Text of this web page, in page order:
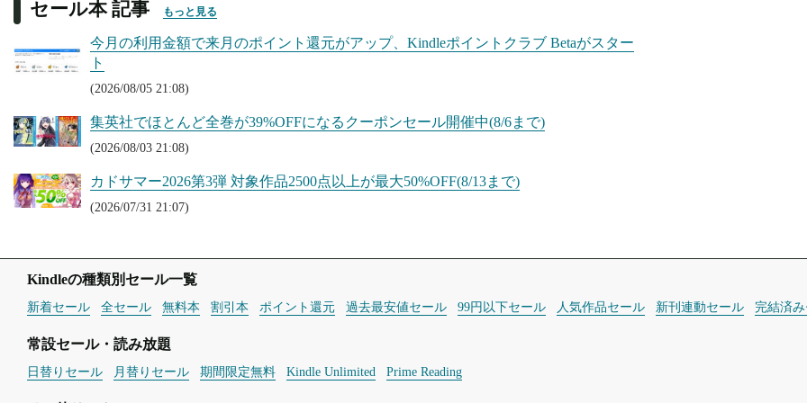
セール本 記事 もっと見る
今月の利用金額で来月のポイント還元がアップ、Kindleポイントクラブ Betaがスター
ト
(2026/08/05 21:08)
集英社でほとんど全巻が39%OFFになるクーポンセール開催中(8/6まで)
(2026/08/03 21:08)
カドサマー2026第3弾 対象作品2500点以上が最大50%OFF(8/13まで)
(2026/07/31 21:07)
Kindleの種類別セール一覧
新着セール 全セール 無料本 割引本 ポイント還元 過去最安値セール 99円以下セール 人気作品セール 新刊連動セール 完結済
常設セール・読み放題
日替りセール 月替りセール 期間限定無料 Kindle Unlimited Prime Reading